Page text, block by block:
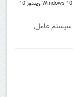
دانلود Windows 10 AIO RS5 1809 Build 17763.168 x64 ESD Dec 2018 ویندوز 10
سیستم عامل,